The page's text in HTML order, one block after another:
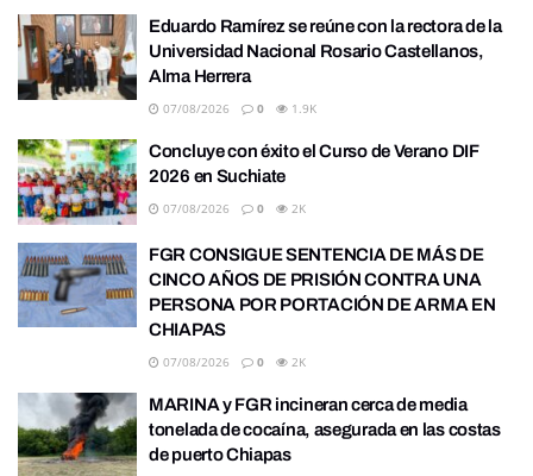
Eduardo Ramírez se reúne con la rectora de la
Universidad Nacional Rosario Castellanos,
Alma Herrera
07/08/2026 0 1.9K
Concluye con éxito el Curso de Verano DIF
2026 en Suchiate
07/08/2026 0 2K
FGR CONSIGUE SENTENCIA DE MÁS DE
CINCO AÑOS DE PRISIÓN CONTRA UNA
PERSONA POR PORTACIÓN DE ARMA EN
CHIAPAS
07/08/2026 0 2K
MARINA y FGR incineran cerca de media
tonelada de cocaína, asegurada en las costas
de puerto Chiapas